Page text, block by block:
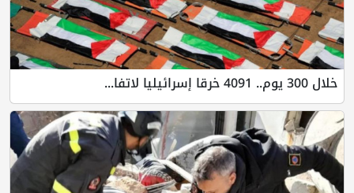
خلال 300 يوم.. 4091 خرقا إسرائيليا لاتفا...